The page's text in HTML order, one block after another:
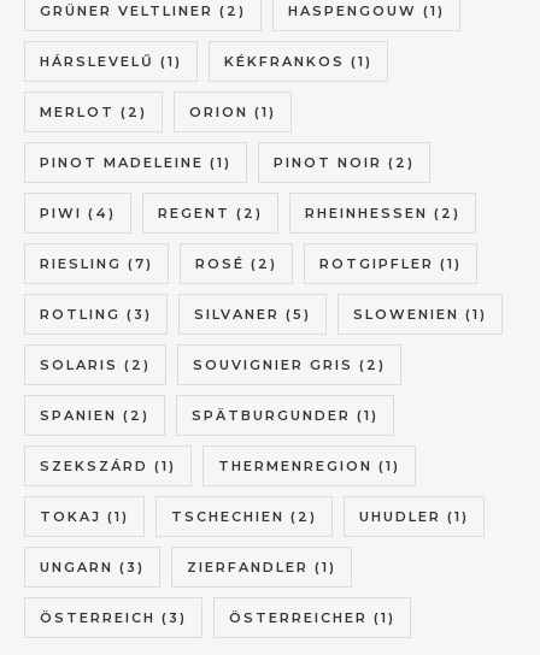
GRÜNER VELTLINER (2) HASPENGOUW (1)
HÁRSLEVELŰ (1) KÉKFRANKOS (1)
MERLOT (2) ORION (1)
PINOT MADELEINE (1) PINOT NOIR (2)
PIWI (4) REGENT (2) RHEINHESSEN (2)
RIESLING (7) ROSÉ (2) ROTGIPFLER (1)
ROTLING (3) SILVANER (5) SLOWENIEN (1)
SOLARIS (2) SOUVIGNIER GRIS (2)
SPANIEN (2) SPÄTBURGUNDER (1)
SZEKSZÁRD (1) THERMENREGION (1)
TOKAJ (1) TSCHECHIEN (2) UHUDLER (1)
UNGARN (3) ZIERFANDLER (1)
ÖSTERREICH (3) ÖSTERREICHER (1)